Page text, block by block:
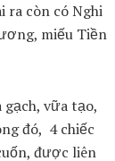
ra còn có Nghi
miếu Tiền
vữa tạo,
đó, 4 chiếc
được liên